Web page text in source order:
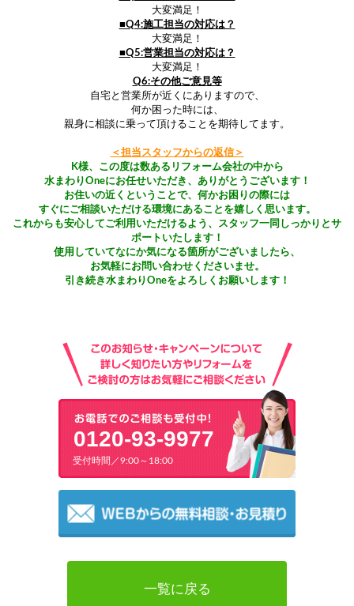
大変満足！
■Q4:施工担当の対応は？
大変満足！
■Q5:営業担当の対応は？
大変満足！
Q6:その他ご意見等
自宅と営業所が近くにありますので、
何か困った時には、
親身に相談に乗って頂けることを期待してます。
＜担当スタッフからの返信＞
K様、この度は数あるリフォーム会社の中から
水まわりOneにお任せいただき、ありがとうございます！
お住いの近くということで、何かお困りの際には
すぐにご相談いただける環境にあることを嬉しく思います。
これからも安心してご利用いただけるよう、スタッフ一同しっかりとサ
ポートいたします！
使用していてなにか気になる箇所がございましたら、
お気軽にお問い合わせくださいませ。
引き続き水まわりOneをよろしくお願いします！
0120-93-9977
受付時間／9:00～18:00
一覧に戻る